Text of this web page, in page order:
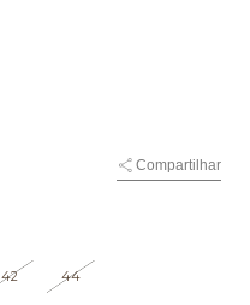
Compartilhar
42 44